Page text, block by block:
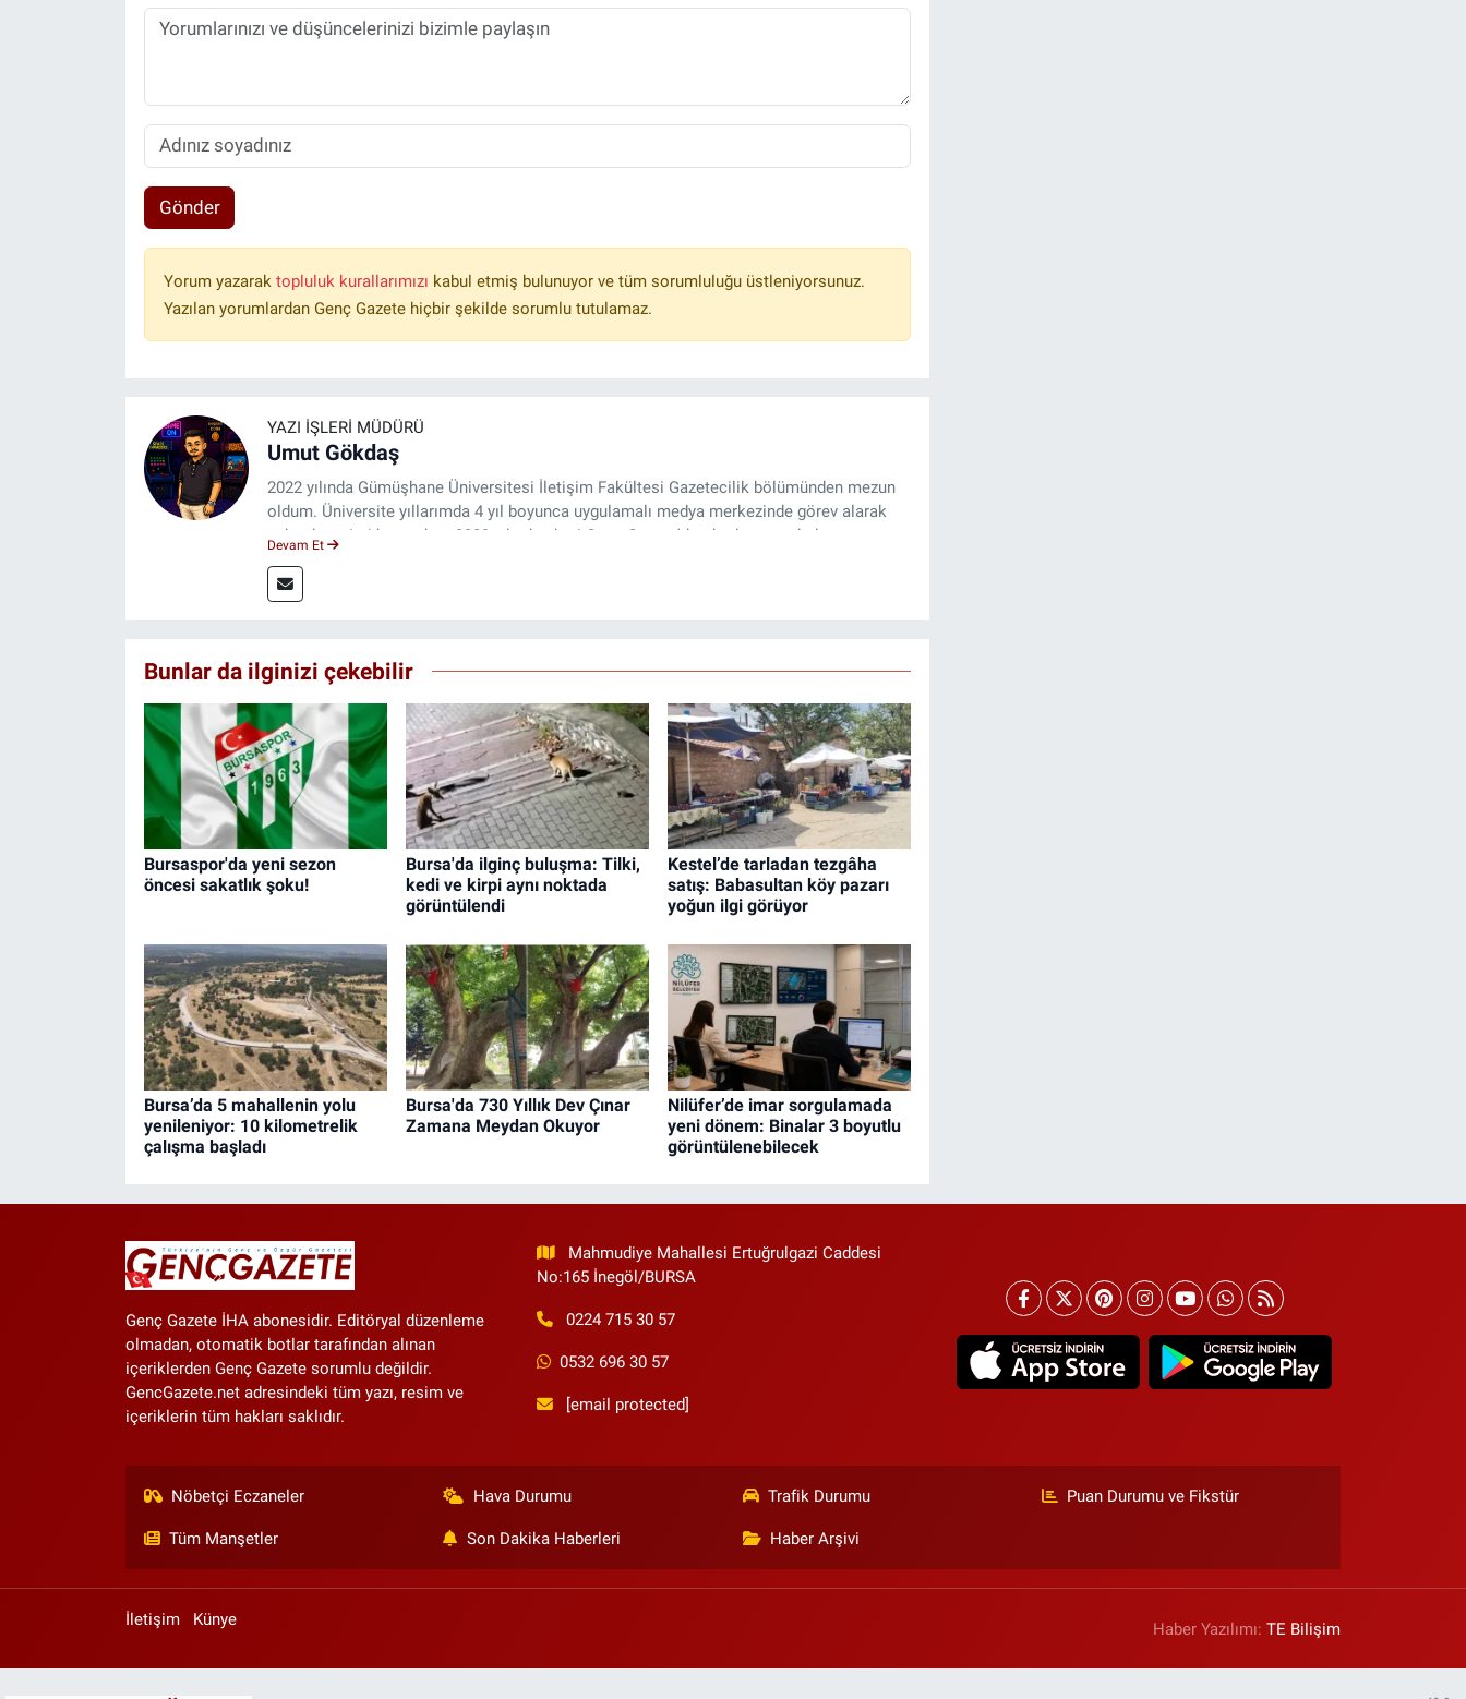
Gönder
Yorum yazarak topluluk kurallarımızı kabul etmiş bulunuyor ve tüm sorumluluğu üstleniyorsunuz.
Yazılan yorumlardan Genç Gazete hiçbir şekilde sorumlu tutulamaz.
YAZI İŞLERI MÜDÜRÜ
Umut Gökdaş
2022 yılında Gümüşhane Üniversitesi İletişim Fakültesi Gazetecilik bölümünden mezun
oldum. Üniversite yıllarımda 4 yıl boyunca uygulamalı medya merkezinde görev alarak
saha deneyimi kazandım. 2023 yılından beri Genç Gazete'de okurlarımıza haber
Devam Et
Bunlar da ilginizi çekebilir
Bursaspor'da yeni sezon
öncesi sakatlık şoku!
Bursa'da ilginç buluşma: Tilki,
kedi ve kirpi aynı noktada
görüntülendi
Kestel’de tarladan tezgâha
satış: Babasultan köy pazarı
yoğun ilgi görüyor
Bursa’da 5 mahallenin yolu
yenileniyor: 10 kilometrelik
çalışma başladı
Bursa'da 730 Yıllık Dev Çınar
Zamana Meydan Okuyor
Nilüfer’de imar sorgulamada
yeni dönem: Binalar 3 boyutlu
görüntülenebilecek
Genç Gazete İHA abonesidir. Editöryal düzenleme
olmadan, otomatik botlar tarafından alınan
içeriklerden Genç Gazete sorumlu değildir.
GencGazete.net adresindeki tüm yazı, resim ve
içeriklerin tüm hakları saklıdır.
Mahmudiye Mahallesi Ertuğrulgazi Caddesi
No:165 İnegöl/BURSA
0224 715 30 57
0532 696 30 57
[email protected]
Nöbetçi Eczaneler Hava Durumu Trafik Durumu Puan Durumu ve Fikstür
Tüm Manşetler Son Dakika Haberleri Haber Arşivi
İletişim Künye Haber Yazılımı:TE Bilişim